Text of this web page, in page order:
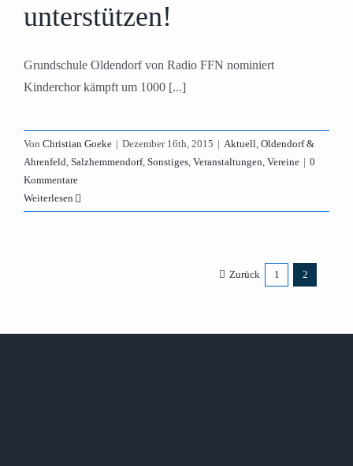
unterstützen!
Grundschule Oldendorf von Radio FFN nominiert
Kinderchor kämpft um 1000 [...]
Von Christian Goeke | Dezember 16th, 2015 | Aktuell, Oldendorf &
Ahrenfeld, Salzhemmendorf, Sonstiges, Veranstaltungen, Vereine | 0
Kommentare
Weiterlesen
Zurück 1 2